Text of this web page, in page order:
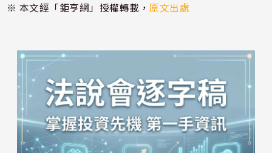
※ 本文經「鉅亨網」授權轉載，原文出處